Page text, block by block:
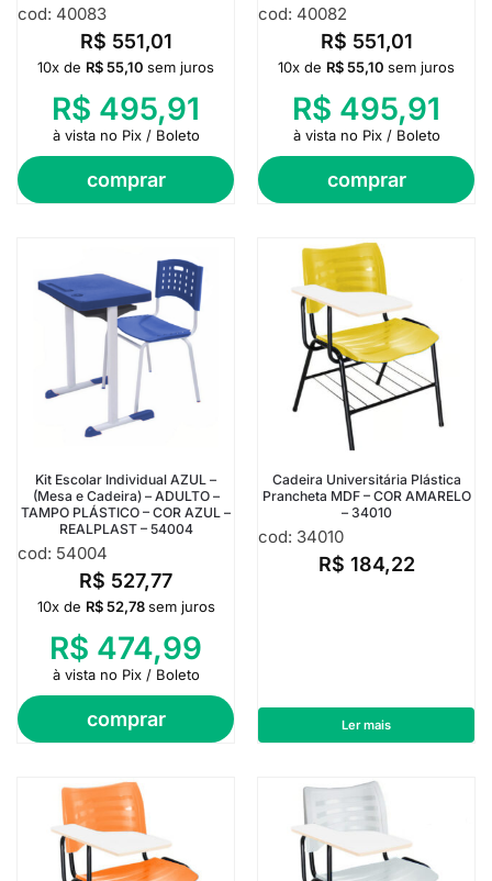
cod: 40083
R$ 551,01
comprar
10x de R$55,10 sem juros
R$ 495,91
à vista no Pix / Boleto
cod: 40082
R$ 551,01
comprar
10x de R$55,10 sem juros
R$ 495,91
à vista no Pix / Boleto
Kit Escolar Individual AZUL –
(Mesa e Cadeira) – ADULTO –
TAMPO PLÁSTICO – COR AZUL –
REALPLAST – 54004
cod: 54004
R$ 527,77
comprar
10x de R$52,78 sem juros
R$ 474,99
à vista no Pix / Boleto
Cadeira Universitária Plástica
Prancheta MDF – COR AMARELO
– 34010
cod: 34010
R$ 184,22
Ler mais